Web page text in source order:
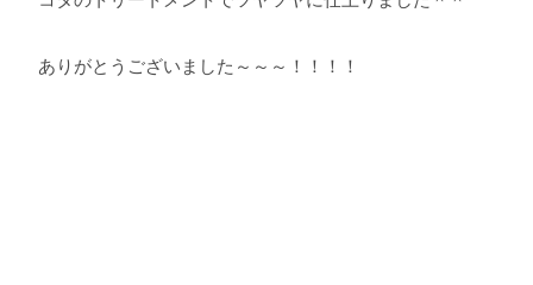
ありがとうございました～～～！！！！